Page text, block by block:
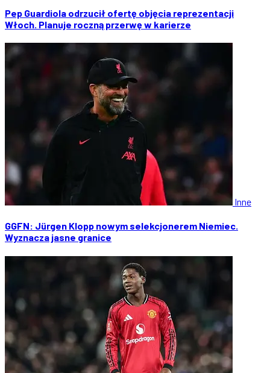
Pep Guardiola odrzucił ofertę objęcia reprezentacji
Włoch. Planuje roczną przerwę w karierze
Inne
GGFN: Jürgen Klopp nowym selekcjonerem Niemiec.
Wyznacza jasne granice